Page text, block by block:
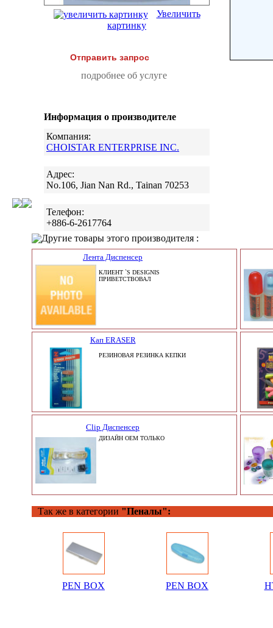
Увеличить
картинку
Отправить запрос
подробнее об услуге
Информация о производителе
Компания:
CHOISTAR ENTERPRISE INC.
Адрес:
No.106, Jian Nan Rd., Tainan 70253
Телефон:
+886-6-2617764
Другие товары этого производителя :
Лента Диспенсер
КЛИЕНТ `S DESIGNIS
ПРИВЕТСТВОВАЛ
Кап ERASER
РЕЗИНОВАЯ РЕЗИНКА КЕПКИ
Clip Диспенсер
ДИЗАЙН OEM ТОЛЬКО
Так же в категории "Пеналы":
PEN BOX PEN BOX